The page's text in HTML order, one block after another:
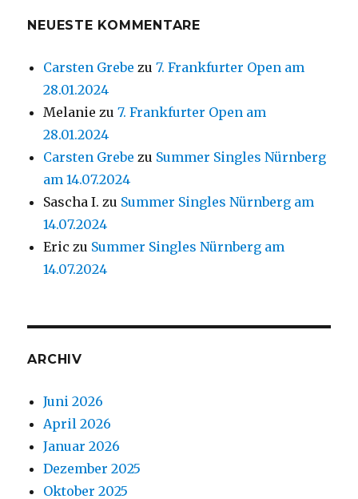
NEUESTE KOMMENTARE
Carsten Grebe zu7. Frankfurter Open am
28.01.2024
Melanie zu7. Frankfurter Open am
28.01.2024
Carsten Grebe zu Summer Singles Nürnberg
am 14.07.2024
Sascha I. zu Summer Singles Nürnberg am
14.07.2024
Eric zu Summer Singles Nürnberg am
14.07.2024
ARCHIV
Juni 2026
April 2026
Januar 2026
Dezember 2025
Oktober 2025